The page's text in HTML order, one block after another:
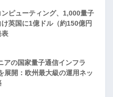
ンピューティング、1,000量子
英国に1億ドル（約150億円
表
アの国家量子通信インフラ
展開：欧州最大級の運用ネッ